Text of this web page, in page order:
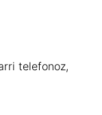
telefonoz,